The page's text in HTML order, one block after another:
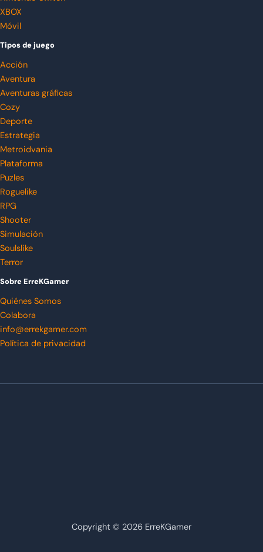
XBOX
Móvil
Tipos de juego
Acción
Aventura
Aventuras gráficas
Cozy
Deporte
Estrategia
Metroidvania
Plataforma
Puzles
Roguelike
RPG
Shooter
Simulación
Soulslike
Terror
Sobre ErreKGamer
Quiénes Somos
Colabora
info@errekgamer.com
Política de privacidad
Copyright © 2026 ErreKGamer